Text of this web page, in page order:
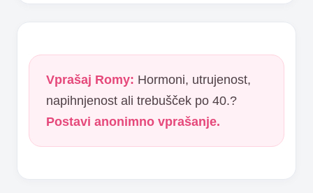
Vprašaj Romy: Hormoni, utrujenost,
napihnjenost ali trebušček po 40.?
Postavi anonimno vprašanje.